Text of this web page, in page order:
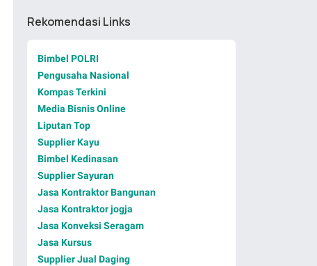
Rekomendasi Links
Bimbel POLRI
Pengusaha Nasional
Kompas Terkini
Media Bisnis Online
Liputan Top
Supplier Kayu
Bimbel Kedinasan
Supplier Sayuran
Jasa Kontraktor Bangunan
Jasa Kontraktor jogja
Jasa Konveksi Seragam
Jasa Kursus
Supplier Jual Daging